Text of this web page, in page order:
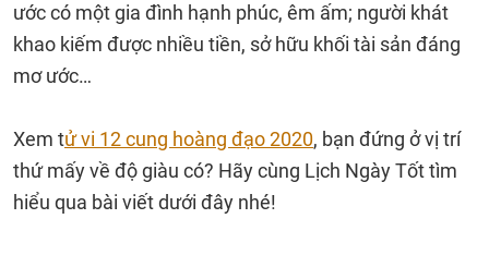
ước có một gia đình hạnh phúc, êm ấm; người khát
khao kiếm được nhiều tiền, sở hữu khối tài sản đáng
mơ ước…
Xem tử vi 12 cung hoàng đạo 2020, bạn đứng ở vị trí
thứ mấy về độ giàu có? Hãy cùng Lịch Ngày Tốt tìm
hiểu qua bài viết dưới đây nhé!